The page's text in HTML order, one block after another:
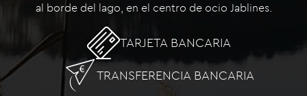
al borde del lago, en el centro de ocio Jablines.
TARJETA BANCARIA
TRANSFERENCIA BANCARIA